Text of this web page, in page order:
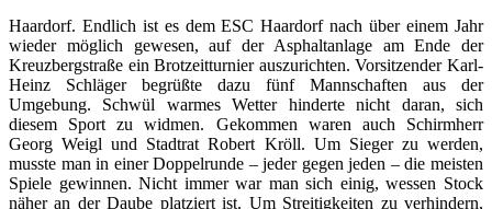
Haardorf. Endlich ist es dem ESC Haardorf nach über einem Jahr
wieder möglich gewesen, auf der Asphaltanlage am Ende der
Kreuzbergstraße ein Brotzeitturnier auszurichten. Vorsitzender Karl-
Heinz Schläger begrüßte dazu fünf Mannschaften aus der
Umgebung. Schwül warmes Wetter hinderte nicht daran, sich
diesem Sport zu widmen. Gekommen waren auch Schirmherr
Georg Weigl und Stadtrat Robert Kröll. Um Sieger zu werden,
musste man in einer Doppelrunde – jeder gegen jeden – die meisten
Spiele gewinnen. Nicht immer war man sich einig, wessen Stock
näher an der Daube platziert ist. Um Streitigkeiten zu verhindern,